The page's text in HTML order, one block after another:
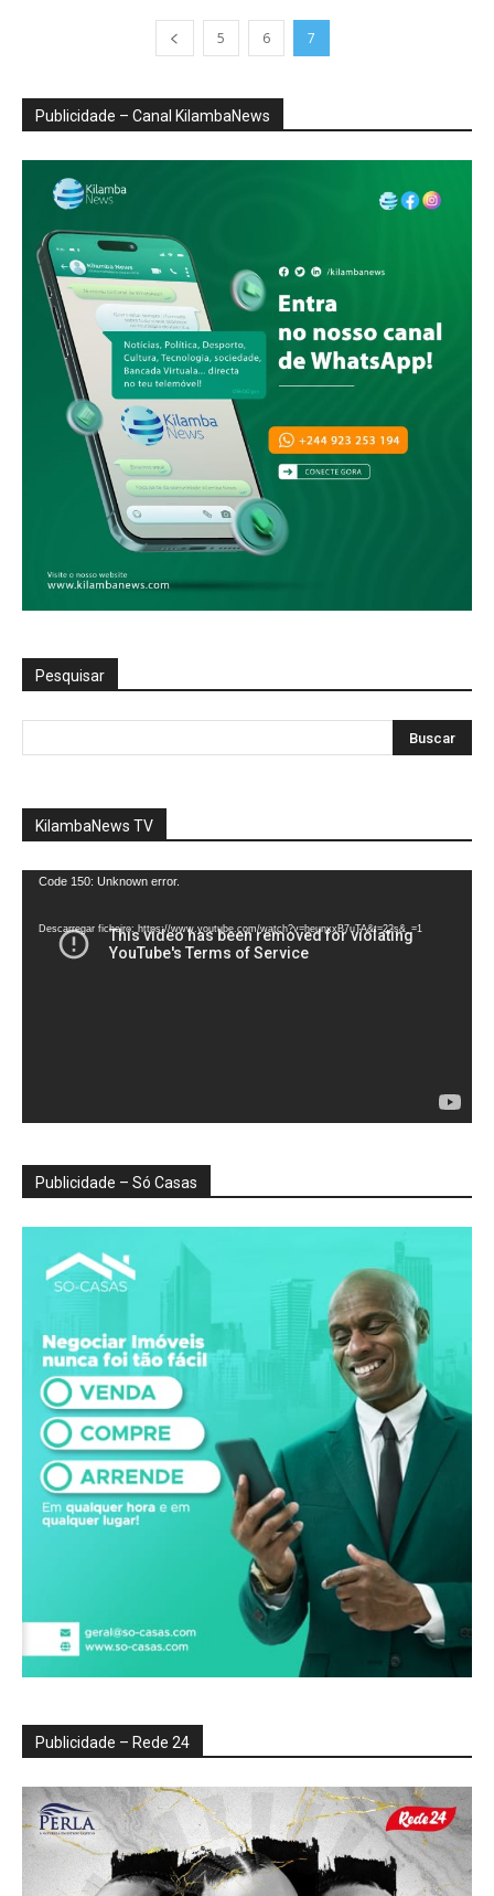
5 6 7
Publicidade – Canal KilambaNews
Pesquisar
KilambaNews TV
Reprodutor
vídeo
Code 150: Unknown error.
Descarregar ficheiro: https://www.youtube.com/watch?v=heunxxB7uTA&t=22s&_=1
Publicidade – Só Casas
Publicidade – Rede 24